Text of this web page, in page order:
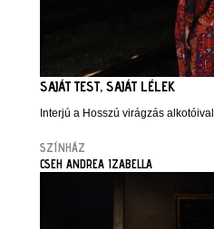
SAJÁT TEST, SAJÁT LÉLEK
Interjú a Hosszú virágzás alkotóival
SZÍNHÁZ
CSEH ANDREA IZABELLA